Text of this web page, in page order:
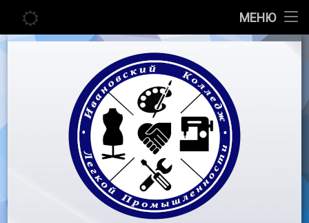
МЕНЮ
Главная
Педагогу
Воспитательная работа
Перейти